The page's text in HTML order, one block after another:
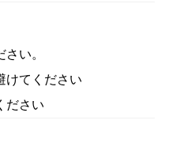
い。
けてください
ださい